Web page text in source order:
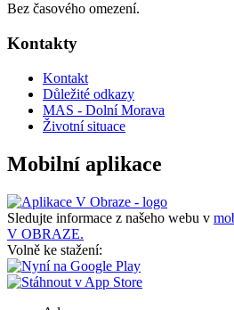
Bez časového omezení.
Kontakty
Kontakt
Důležité odkazy
MAS - Dolní Morava
Životní situace
Mobilní aplikace
Sledujte informace z našeho webu v
V OBRAZE.
Volně ke stažení: